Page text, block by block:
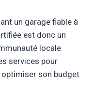
un garage fiable à
est donc un
locale
services pour
son budget